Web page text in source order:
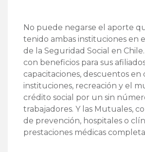
No puede negarse el aporte
tenido ambas instituciones en
de la Seguridad Social en
con beneficios para sus
capacitaciones, descuentos en
instituciones, recreación y el
crédito social por un sin
trabajadores. Y las Mutuales,
de prevención, hospitales o
prestaciones médicas